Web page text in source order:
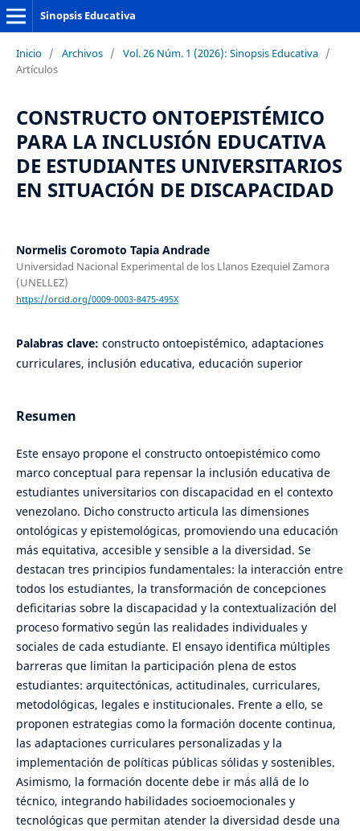
Sinopsis Educativa
Inicio / Archivos / Vol. 26 Núm. 1 (2026): Sinopsis Educativa /
Artículos
CONSTRUCTO ONTOEPISTÉMICO
PARA LA INCLUSIÓN EDUCATIVA
DE ESTUDIANTES UNIVERSITARIOS
EN SITUACIÓN DE DISCAPACIDAD
Normelis Coromoto Tapia Andrade
Universidad Nacional Experimental de los Llanos Ezequiel Zamora
(UNELLEZ)
https://orcid.org/0009-0003-8475-495X
Palabras clave: constructo ontoepistémico, adaptaciones
curriculares, inclusión educativa, educación superior
Resumen
Este ensayo propone el constructo ontoepistémico como
marco conceptual para repensar la inclusión educativa de
estudiantes universitarios con discapacidad en el contexto
venezolano. Dicho constructo articula las dimensiones
ontológicas y epistemológicas, promoviendo una educación
más equitativa, accesible y sensible a la diversidad. Se
destacan tres principios fundamentales: la interacción entre
todos los estudiantes, la transformación de concepciones
deficitarias sobre la discapacidad y la contextualización del
proceso formativo según las realidades individuales y
sociales de cada estudiante. El ensayo identifica múltiples
barreras que limitan la participación plena de estos
estudiantes: arquitectónicas, actitudinales, curriculares,
metodológicas, legales e institucionales. Frente a ello, se
proponen estrategias como la formación docente continua,
las adaptaciones curriculares personalizadas y la
implementación de políticas públicas sólidas y sostenibles.
Asimismo, la formación docente debe ir más allá de lo
técnico, integrando habilidades socioemocionales y
tecnológicas que permitan atender la diversidad desde una